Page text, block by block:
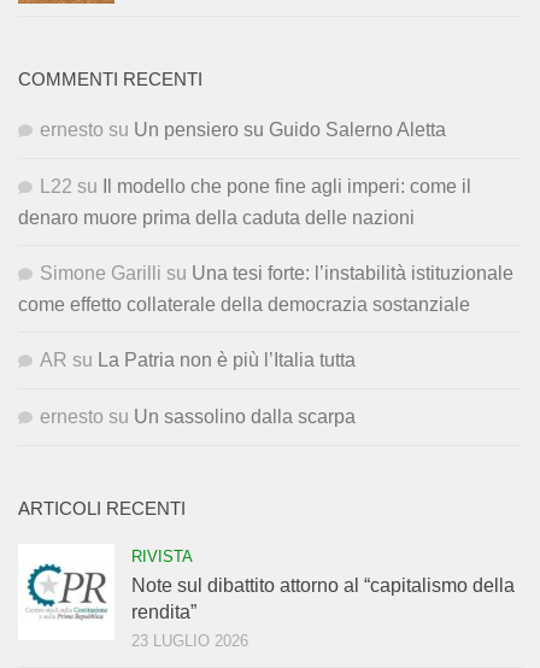
COMMENTI RECENTI
ernesto su Un pensiero su Guido Salerno Aletta
L22 su
Il modello che pone fine agli imperi: come il
denaro muore prima della caduta delle nazioni
Simone Garilli su Una tesi forte: l’instabilità istituzionale
come effetto collaterale della democrazia sostanziale
AR su La Patria non è più l’Italia tutta
ernesto su Un sassolino dalla scarpa
ARTICOLI RECENTI
RIVISTA
Note sul dibattito attorno al “capitalismo della
rendita”
23 LUGLIO 2026